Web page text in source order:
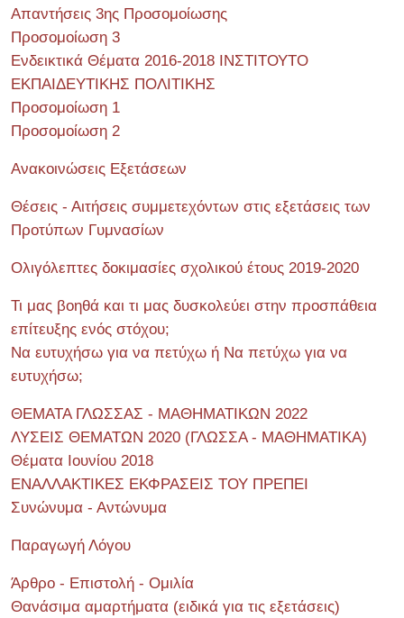
Απαντήσεις 3ης Προσομοίωσης
Προσομοίωση 3
Ενδεικτικά Θέματα 2016-2018 ΙΝΣΤΙΤΟΥΤΟ
ΕΚΠΑΙΔΕΥΤΙΚΗΣ ΠΟΛΙΤΙΚΗΣ
Προσομοίωση 1
Προσομοίωση 2
Ανακοινώσεις Εξετάσεων
Θέσεις - Αιτήσεις συμμετεχόντων στις εξετάσεις των
Προτύπων Γυμνασίων
Ολιγόλεπτες δοκιμασίες σχολικού έτους 2019-2020
Τι μας βοηθά και τι μας δυσκολεύει στην προσπάθεια
επίτευξης ενός στόχου;
Να ευτυχήσω για να πετύχω ή Να πετύχω για να
ευτυχήσω;
ΘΕΜΑΤΑ ΓΛΩΣΣΑΣ - ΜΑΘΗΜΑΤΙΚΩΝ 2022
ΛΥΣΕΙΣ ΘΕΜΑΤΩΝ 2020 (ΓΛΩΣΣΑ - ΜΑΘΗΜΑΤΙΚΑ)
Θέματα Ιουνίου 2018
ΕΝΑΛΛΑΚΤΙΚΕΣ ΕΚΦΡΑΣΕΙΣ ΤΟΥ ΠΡΕΠΕΙ
Συνώνυμα - Αντώνυμα
Παραγωγή Λόγου
Άρθρο - Επιστολή - Ομιλία
Θανάσιμα αμαρτήματα (ειδικά για τις εξετάσεις)